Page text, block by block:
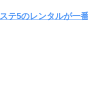
テ5のレンタルが一